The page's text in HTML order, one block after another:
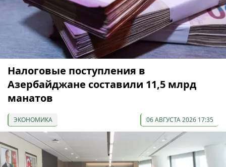
Налоговые поступления в
Азербайджане составили 11,5 млрд
манатов
ЭКОНОМИКА 06 АВГУСТА 2026 17:35